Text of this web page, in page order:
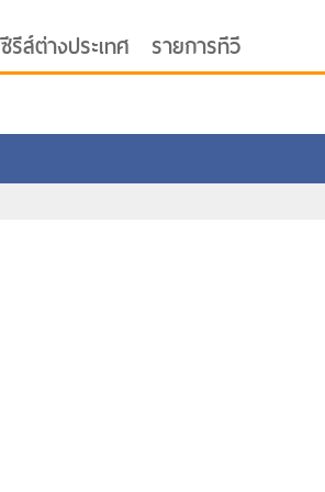
ซีรีส์ต่างประเทศ รายการทีวี